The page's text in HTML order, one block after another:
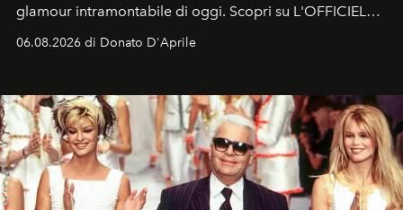
glamour intramontabile di oggi. Scopri su L'OFFICIEL
Italia la sua style evolution.
06.08.2026 di Donato D'Aprile